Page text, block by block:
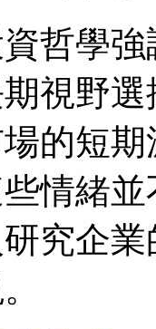
哲學
視野
的短
情緒
究企